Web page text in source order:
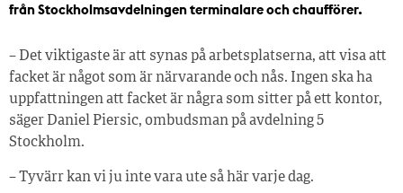
från Stockholmsavdelningen terminalare och chaufförer.
– Det viktigaste är att synas på arbetsplatserna, att visa att
facket är något som är närvarande och nås. Ingen ska ha
uppfattningen att facket är några som sitter på ett kontor,
säger Daniel Piersic, ombudsman på avdelning 5
Stockholm.
– Tyvärr kan vi ju inte vara ute så här varje dag.